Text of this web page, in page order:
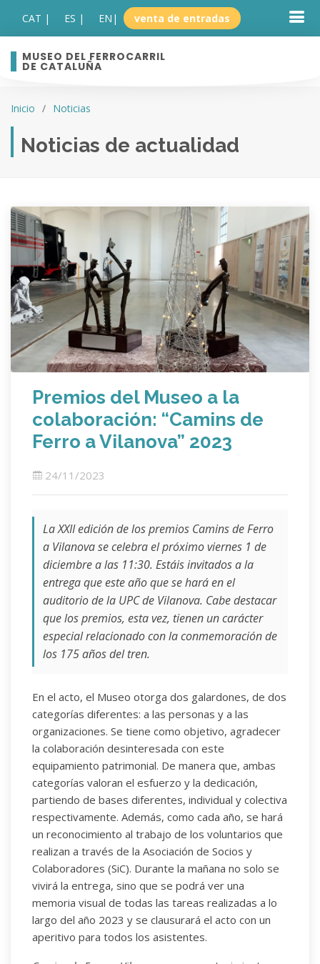
CAT | ES | EN | venta de entradas
MUSEO DEL FERROCARRIL
DE CATALUÑA
Inicio Noticias
Noticias de actualidad
Premios del Museo a la
colaboración: “Camins de
Ferro a Vilanova” 2023
24/11/2023
La XXII edición de los premios Camins de Ferro
a Vilanovase celebra el próximo viernes 1 de
diciembre a las 11:30. Estáis invitados a la
entrega que este año que se hará en el
auditorio de la UPC de Vilanova. Cabe destacar
que los premios, esta vez, tienen un carácter
especial relacionado con la conmemoración de
los 175 años del tren.
En el acto, el Museo otorga dos galardones, de dos
categorías diferentes: a las personas y a las
organizaciones. Se tiene como objetivo, agradecer
la colaboración desinteresada con este
equipamiento patrimonial. De manera que, ambas
categorías valoran el esfuerzo y la dedicación,
partiendo de bases diferentes, individual y colectiva
respectivamente. Además, como cada año, se hará
un reconocimiento al trabajo de los voluntarios que
realizan a través de la Asociación de Socios y
Colaboradores (SiC). Durante la mañana no solo se
vivirá la entrega, sino que se podrá ver una
memoria visual de todas las tareas realizadas a lo
largo del año 2023 y se clausurará el acto con un
aperitivo para todos los asistentes.